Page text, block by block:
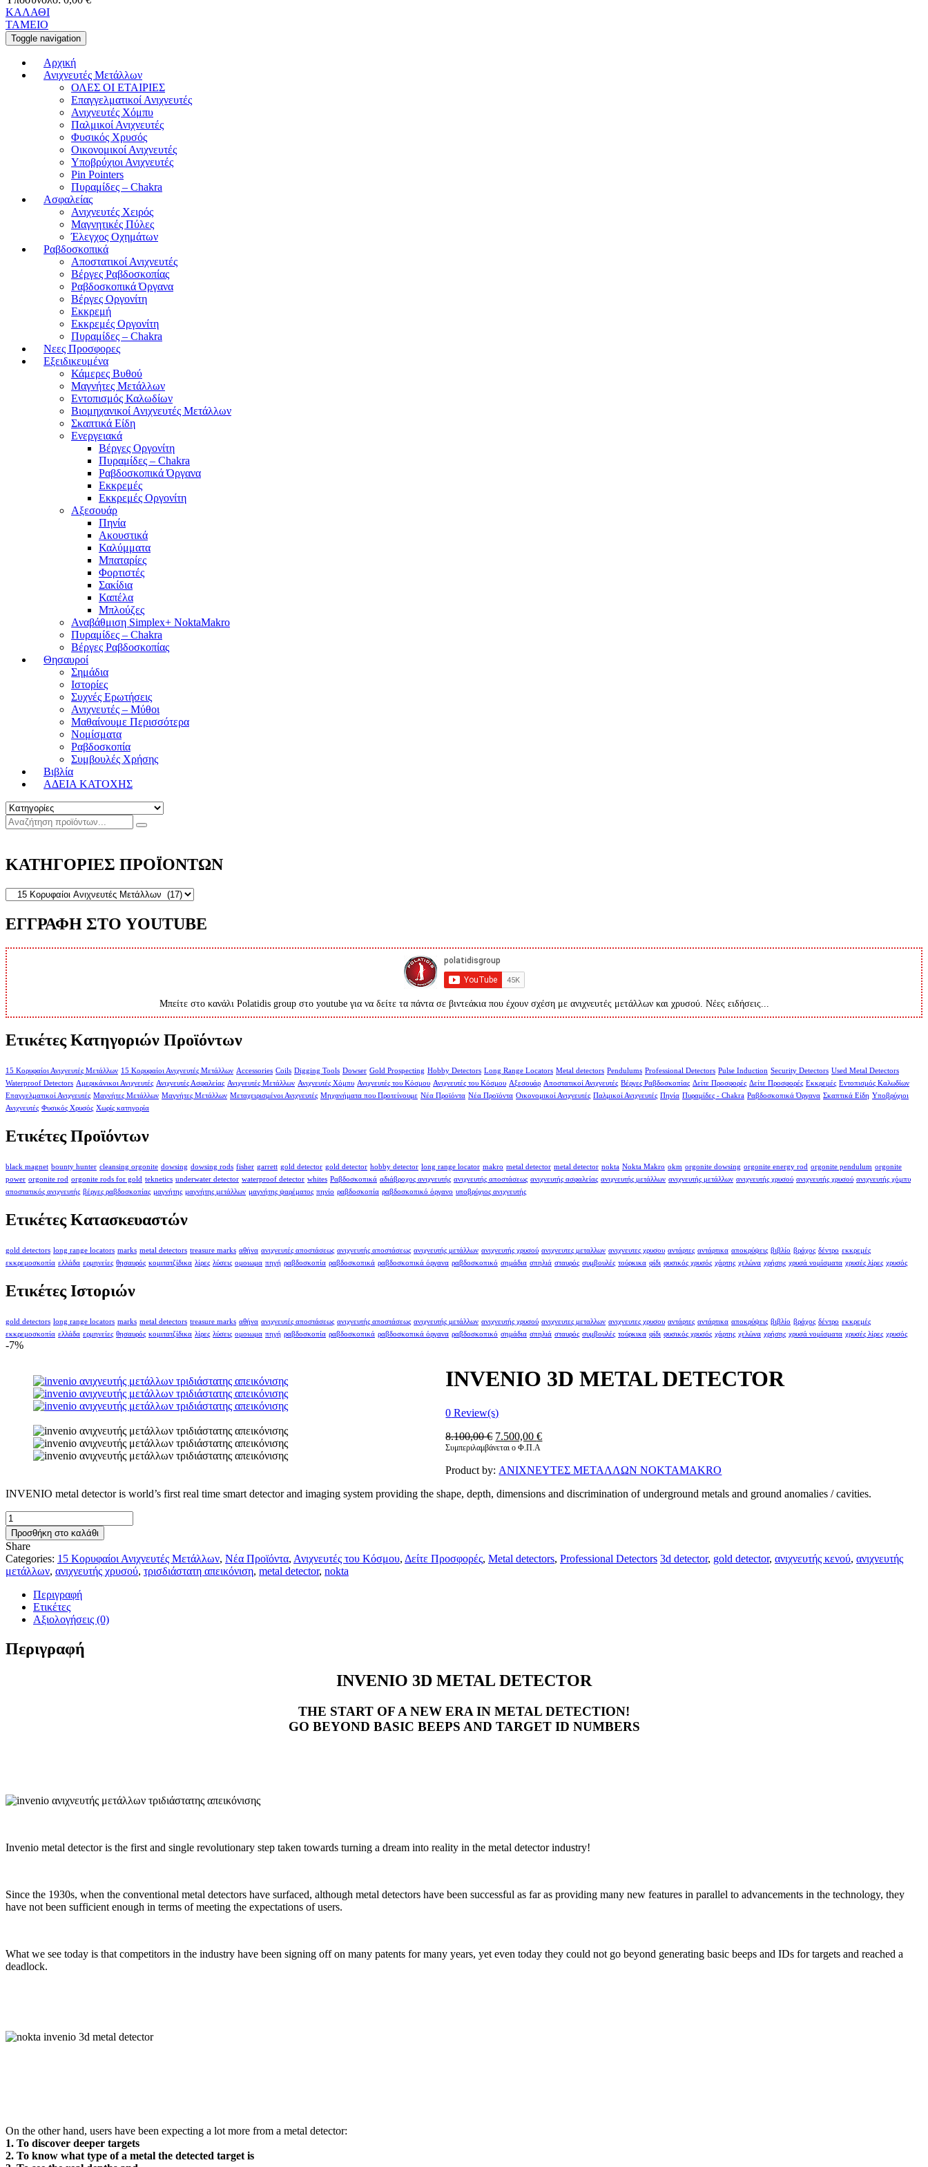
ΚΑΛΑΘΙ
ΤΑΜΕΙΟ
Toggle navigation
Αρχική
Ανιχνευτές Μετάλλων
ΟΛΕΣ ΟΙ ΕΤΑΙΡΙΕΣ
Επαγγελματικοί Ανιχνευτές
Ανιχνευτές Χόμπυ
Παλμικοί Ανιχνευτές
Φυσικός Χρυσός
Οικονομικοί Ανιχνευτές
Υποβρύχιοι Ανιχνευτές
Pin Pointers
Πυραμίδες – Chakra
Ασφαλείας
Ανιχνευτές Χειρός
Μαγνητικές Πύλες
Έλεγχος Οχημάτων
Ραβδοσκοπικά
Αποστατικοί Ανιχνευτές
Βέργες Ραβδοσκοπίας
Ραβδοσκοπικά Όργανα
Βέργες Οργονίτη
Εκκρεμή
Εκκρεμές Οργονίτη
Πυραμίδες – Chakra
Νεες Προσφορες
Εξειδικευμένα
Κάμερες Βυθού
Μαγνήτες Μετάλλων
Εντοπισμός Καλωδίων
Βιομηχανικοί Ανιχνευτές Μετάλλων
Σκαπτικά Είδη
Ενεργειακά
Βέργες Οργονίτη
Πυραμίδες – Chakra
Ραβδοσκοπικά Όργανα
Εκκρεμές
Εκκρεμές Οργονίτη
Αξεσουάρ
Πηνία
Ακουστικά
Καλύμματα
Μπαταρίες
Φορτιστές
Σακίδια
Καπέλα
Μπλούζες
Αναβάθμιση Simplex+ NoktaMakro
Πυραμίδες – Chakra
Βέργες Ραβδοσκοπίας
Θησαυροί
Σημάδια
Ιστορίες
Συχνές Ερωτήσεις
Ανιχνευτές – Μύθοι
Μαθαίνουμε Περισσότερα
Νομίσματα
Ραβδοσκοπία
Συμβουλές Χρήσης
Βιβλία
ΑΔΕΙΑ ΚΑΤΟΧΗΣ
ΚΑΤΗΓΟΡΙΕΣ ΠΡΟΪΟΝΤΩΝ
ΕΓΓΡΑΦΗ ΣΤΟ YOUTUBE
Μπείτε στο κανάλι Polatidis group στο youtube για να δείτε τα πάντα σε βιντεάκια που έχουν σχέση με ανιχνευτές μετάλλων και χρυσού. Νέες ειδήσεις...
Ετικέτες Κατηγοριών Προϊόντων
15 Κορυφαίοι Ανιχνευτές Μετάλλων 15 Κορυφαίοι Ανιχνευτές Μετάλλων Accessories Coils Digging Tools Dowser Gold Prospecting Hobby Detectors Long Range Locators Metal detectors Pendulums Professional Detectors Pulse Induction Security Detectors Used Metal Detectors
Waterproof Detectors Αμερικάνικοι Ανιχνευτές Ανιχνευτές Ασφαλείας Ανιχνευτές Μετάλλων Ανιχνευτές Χόμπυ Ανιχνευτές του Κόσμου Ανιχνευτές του Κόσμου Αξεσουάρ Αποστατικοί Ανιχνευτές Βέργες Ραβδοσκοπίας Δείτε Προσφορές Δείτε Προσφορές Εκκρεμές Εντοπισμός Καλωδίων
Επαγγελματικοί Ανιχνευτές Μαγνήτες Μετάλλων Μαγνήτες Μετάλλων Μεταχειρισμένοι Ανιχνευτές Μηχανήματα που Προτείνουμε Νέα Προϊόντα Νέα Προϊόντα Οικονομικοί Ανιχνευτές Παλμικοί Ανιχνευτές Πηνία Πυραμίδες - Chakra Ραβδοσκοπικά Όργανα Σκαπτικά Είδη Υποβρύχιοι
Ανιχνευτές Φυσικός Χρυσός Χωρίς κατηγορία
Ετικέτες Προϊόντων
black magnet bounty hunter cleansing orgonite dowsing dowsing rods fisher garrett gold detector gold detector hobby detector long range locator makro metal detector metal detector nokta Nokta Makro okm orgonite dowsing orgonite energy rod orgonite pendulum orgonite
power orgonite rod orgonite rods for gold teknetics underwater detector waterproof detector whites Ραβδοσκοπικά αδιάβροχος ανιχνευτής ανιχνευτής αποστάσεως ανιχνευτής ασφαλείας ανιχνευτής μετάλλων ανιχνευτής μετάλλων ανιχνευτής χρυσού ανιχνευτής χρυσού ανιχνευτής χόμπυ
αποστατικός ανιχνευτής βέργες ραβδοσκοπίας μαγνήτης μαγνήτης μετάλλων μαγνήτης ψαρέματος πηνίο ραβδοσκοπία ραβδοσκοπικό όργανο υποβρύχιος ανιχνευτής
Ετικέτες Κατασκευαστών
gold detectors long range locators marks metal detectors treasure marks αθήνα ανιχνευτές αποστάσεως ανιχνευτής αποστάσεως ανιχνευτής μετάλλων ανιχνευτής χρυσού ανιχνευτες μεταλλων ανιχνευτες χρυσου αντάρτες αντάρτικα αποκρύψεις βιβλίο βράχος δέντρο εκκρεμές
εκκρεμοσκοπία ελλάδα ερμηνείες θησαυρός κομιτατζίδικα λίρες λύσεις ομοιωμα πηγή ραβδοσκοπία ραβδοσκοπικά ραβδοσκοπικά όργανα ραβδοσκοπικό σημάδια σπηλιά σταυρός συμβουλές τούρκικα φίδι φυσικός χρυσός χάρτης χελώνα χρήσης χρυσά νομίσματα χρυσές λίρες χρυσός
Ετικέτες Ιστοριών
gold detectors long range locators marks metal detectors treasure marks αθήνα ανιχνευτές αποστάσεως ανιχνευτής αποστάσεως ανιχνευτής μετάλλων ανιχνευτής χρυσού ανιχνευτες μεταλλων ανιχνευτες χρυσου αντάρτες αντάρτικα αποκρύψεις βιβλίο βράχος δέντρο εκκρεμές
εκκρεμοσκοπία ελλάδα ερμηνείες θησαυρός κομιτατζίδικα λίρες λύσεις ομοιωμα πηγή ραβδοσκοπία ραβδοσκοπικά ραβδοσκοπικά όργανα ραβδοσκοπικό σημάδια σπηλιά σταυρός συμβουλές τούρκικα φίδι φυσικός χρυσός χάρτης χελώνα χρήσης χρυσά νομίσματα χρυσές λίρες χρυσός
-7%
INVENIO 3D METAL DETECTOR
0 Review(s)
8.100,00€ Original
price
8.100,00 €.
7.500,00€Η
είναι:
Συμπεριλαμβάνεται ο Φ.Π.Α
Product by: ΑΝΙΧΝΕΥΤΕΣ ΜΕΤΑΛΛΩΝ NOKTAMAKRO
INVENIO metal detector is world’s first real time smart detector and imaging system providing the shape, depth, dimensions and discrimination of underground metals and ground anomalies / cavities.
INVENIO
3D
METAL
DETECTOR
ποσότητα
Προσθήκη στο καλάθι
Share
Categories: 15 Κορυφαίοι Ανιχνευτές Μετάλλων, Νέα Προϊόντα, Ανιχνευτές του Κόσμου, Δείτε Προσφορές, Metal detectors, Professional Detectors 3d detector, gold detector, ανιχνευτής κενού, ανιχνευτής
μετάλλων, ανιχνευτής χρυσού, τρισδιάστατη απεικόνιση, metal detector, nokta
Περιγραφή
Ετικέτες
Αξιολογήσεις (0)
Περιγραφή
INVENIO 3D METAL DETECTOR
THE START OF A NEW ERA IN METAL DETECTION!
GO BEYOND BASIC BEEPS AND TARGET ID NUMBERS
Invenio metal detector is the first and single revolutionary step taken towards turning a dream into reality in the metal detector industry!
Since the 1930s, when the conventional metal detectors have surfaced, although metal detectors have been successful as far as providing many new features in parallel to advancements in the technology, they
have not been sufficient enough in terms of meeting the expectations of users.
What we see today is that competitors in the industry have been signing off on many patents for many years, yet even today they could not go beyond generating basic beeps and IDs for targets and reached a
deadlock.
On the other hand, users have been expecting a lot more from a metal detector:
1. To discover deeper targets
2. To know what type of a metal the detected target is